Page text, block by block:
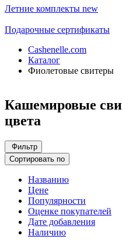
Летние комплекты new
Подарочные сертификаты
Cashenelle.com
Каталог
Фиолетовые свитеры
Кашемировые
цвета
Фильтр
Сортировать по
Названию
Цене
Популярности
Оценке покупателей
Дате добавления
Наличию